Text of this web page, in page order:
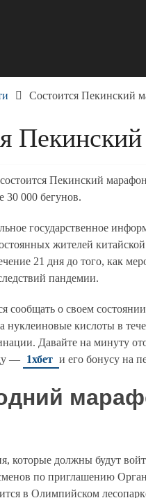
Состоится Пекинский
Пекинский
30 000 бегунов.
государственное
жителей
21 дня до того, как
пандемии.
сообщать о своем
нуклеиновые кислоты в
Давайте на минуту
— 1хбет и его бонусу на
которые должны будут
по приглашению
в Олимпийском